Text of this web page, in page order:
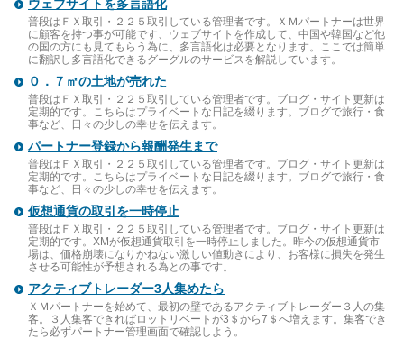
ウェブサイトを多言語化
普段はＦＸ取引・２２５取引している管理者です。ＸＭパートナーは世界
に顧客を持つ事が可能です、ウェブサイトを作成して、中国や韓国など他
の国の方にも見てもらう為に、多言語化は必要となります。ここでは簡単
に翻訳し多言語化できるグーグルのサービスを解説しています。
０．７㎡の土地が売れた
普段はＦＸ取引・２２５取引している管理者です。ブログ・サイト更新は
定期的です。こちらはプライベートな日記を綴ります。ブログで旅行・食
事など、日々の少しの幸せを伝えます。
パートナー登録から報酬発生まで
普段はＦＸ取引・２２５取引している管理者です。ブログ・サイト更新は
定期的です。こちらはプライベートな日記を綴ります。ブログで旅行・食
事など、日々の少しの幸せを伝えます。
仮想通貨の取引を一時停止
普段はＦＸ取引・２２５取引している管理者です。ブログ・サイト更新は
定期的です。XMが仮想通貨取引を一時停止しました。昨今の仮想通貨市
場は、価格崩壊になりかねない激しい値動きにより、お客様に損失を発生
させる可能性が予想される為との事です。
アクティブトレーダー3人集めたら
ＸＭパートナーを始めて、最初の壁であるアクティブトレーダー３人の集
客。３人集客できればロットリベートが3＄から7＄へ増えます。集客でき
たら必ずパートナー管理画面で確認しよう。